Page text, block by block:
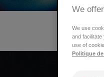
We
We use
and
use of
Politique